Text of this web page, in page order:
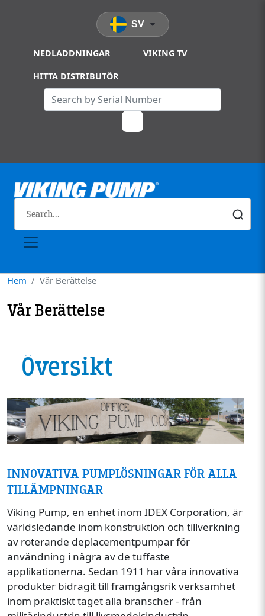
NEDLADDNINGAR VIKING TV
HITTA DISTRIBUTÖR
SV
Hem Vår Berättelse
Vår Berättelse
Översikt
INNOVATIVA PUMPLÖSNINGAR FÖR ALLA
TILLÄMPNINGAR
Viking Pump, en enhet inom IDEX Corporation, är
världsledande inom konstruktion och tillverkning
av roterande deplacementpumpar för
användning i några av de tuffaste
applikationerna. Sedan 1911 har våra innovativa
produkter bidragit till framgångsrik verksamhet
inom praktiskt taget alla branscher - från